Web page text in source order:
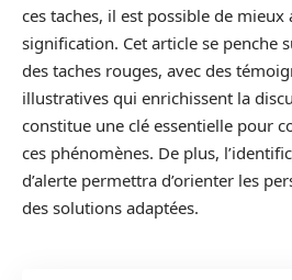
ces taches, il est possible de
signification. Cet article se penche
des taches rouges, avec des
illustratives qui enrichissent la
constitue une clé essentielle pour
ces phénomènes. De plus,
d’alerte permettra d’orienter les
des solutions adaptées.